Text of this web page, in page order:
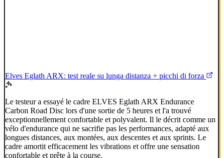
Elves Eglath ARX: test reale su lunga distanza + picchi di forza
Le testeur a essayé le cadre ELVES Eglath ARX Endurance
Carbon Road Disc lors d'une sortie de 5 heures et l'a trouvé
exceptionnellement confortable et polyvalent. Il le décrit comme un
vélo d'endurance qui ne sacrifie pas les performances, adapté aux
longues distances, aux montées, aux descentes et aux sprints. Le
cadre amortit efficacement les vibrations et offre une sensation
confortable et prête à la course.